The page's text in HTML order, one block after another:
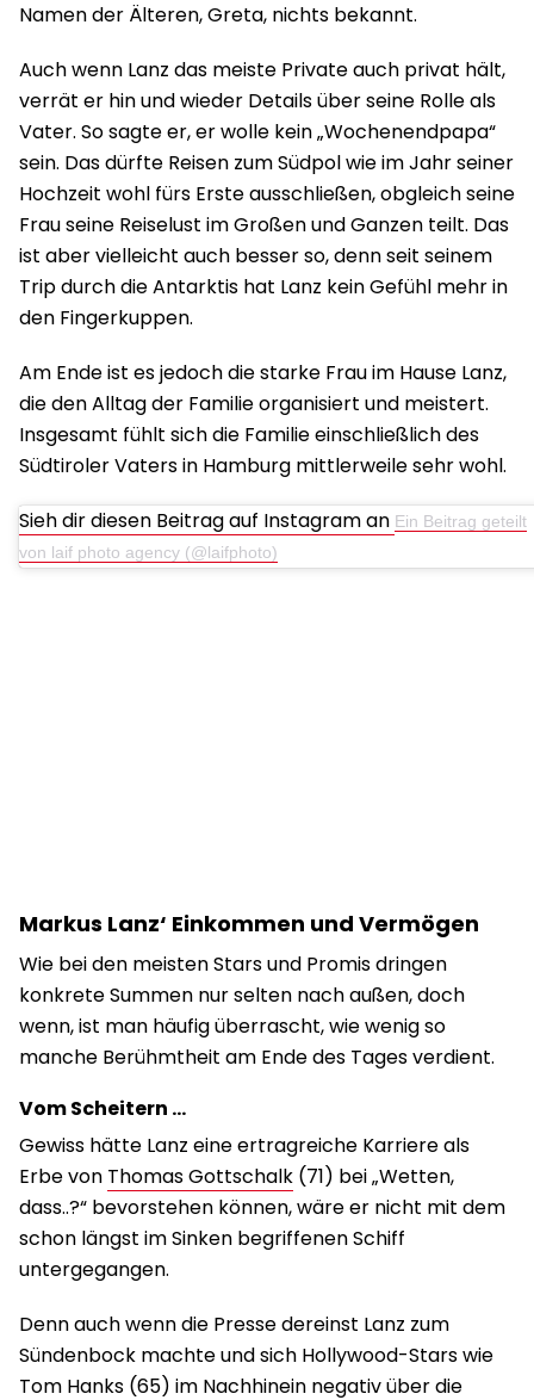
Namen der Älteren, Greta, nichts bekannt.
Auch wenn Lanz das meiste Private auch privat hält,
verrät er hin und wieder Details über seine Rolle als
Vater. So sagte er, er wolle kein „Wochenendpapa“
sein. Das dürfte Reisen zum Südpol wie im Jahr seiner
Hochzeit wohl fürs Erste ausschließen, obgleich seine
Frau seine Reiselust im Großen und Ganzen teilt. Das
ist aber vielleicht auch besser so, denn seit seinem
Trip durch die Antarktis hat Lanz kein Gefühl mehr in
den Fingerkuppen.
Am Ende ist es jedoch die starke Frau im Hause Lanz,
die den Alltag der Familie organisiert und meistert.
Insgesamt fühlt sich die Familie einschließlich des
Südtiroler Vaters in Hamburg mittlerweile sehr wohl.
Sieh dir diesen Beitrag auf Instagram an Ein Beitrag geteilt
von laif photo agency (@laifphoto)
Markus Lanz‘ Einkommen und Vermögen
Wie bei den meisten Stars und Promis dringen
konkrete Summen nur selten nach außen, doch
wenn, ist man häufig überrascht, wie wenig so
manche Berühmtheit am Ende des Tages verdient.
Vom Scheitern …
Gewiss hätte Lanz eine ertragreiche Karriere als
Erbe von Thomas Gottschalk (71) bei „Wetten,
dass..?“ bevorstehen können, wäre er nicht mit dem
schon längst im Sinken begriffenen Schiff
untergegangen.
Denn auch wenn die Presse dereinst Lanz zum
Sündenbock machte und sich Hollywood-Stars wie
Tom Hanks (65) im Nachhinein negativ über die